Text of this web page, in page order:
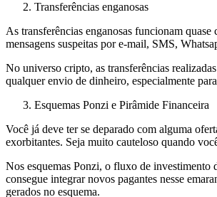
Transferências enganosas
As transferências enganosas funcionam
mensagens suspeitas por e-mail, SMS,
No universo cripto, as transferências
qualquer envio de dinheiro, especialmente
Esquemas Ponzi e Pirâmide Financeira
Você já deve ter se deparado com alguma
exorbitantes. Seja muito cauteloso quando
Nos esquemas Ponzi, o fluxo de investimento
consegue integrar novos pagantes nesse
gerados no esquema.